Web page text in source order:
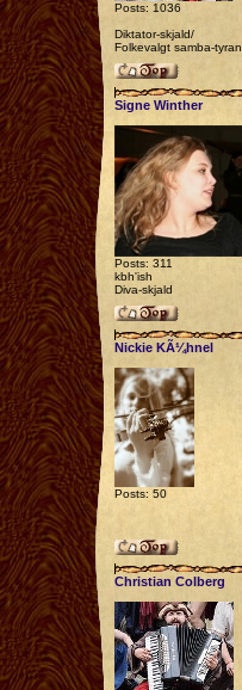
Posts: 1036
Diktator-skjald/
Folkevalgt samba-tyran
Signe Winther
Posts: 311
kbh'ish
Diva-skjald
Nickie KÃ¼hnel
Posts: 50
Christian Colberg